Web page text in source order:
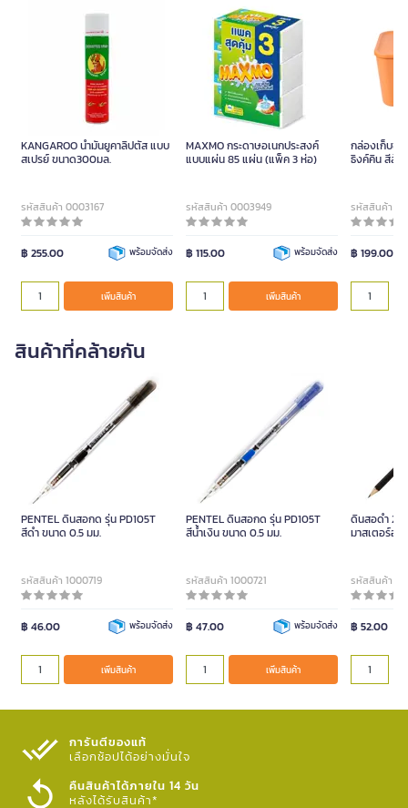
KANGAROO น้ำมันยูคาลิปตัส แบบ
สเปรย์ ขนาด300มล.
รหัสสินค้า 0003167
฿ 255.00 พร้อมจัดส่ง
เพิ่มสินค้า
MAXMO กระดาษอเนกประสงค์
แบบแผ่น 85 แผ่น (แพ็ค 3 ห่อ)
รหัสสินค้า 0003949
฿ 115.00 พร้อมจัดส่ง
เพิ่มสินค้า
กล่องเก็บข
ธิงค์คิน สีส้ม
รหัสสินค้า
฿ 199.00
สินค้าที่คล้ายกัน
PENTEL ดินสอกด รุ่น PD105T
สีดำ ขนาด 0.5 มม.
รหัสสินค้า 1000719
฿ 46.00 พร้อมจัดส่ง
เพิ่มสินค้า
PENTEL ดินสอกด รุ่น PD105T
สีน้ำเงิน ขนาด 0.5 มม.
รหัสสินค้า 1000721
฿ 47.00 พร้อมจัดส่ง
เพิ่มสินค้า
ดินสอดำ 2B
มาสเตอร์อา
รหัสสินค้า
฿ 52.00
การันตีของแท้
เลือกช้อปได้อย่างมั่นใจ​
คืนสินค้าได้ภายใน 14 วัน
หลังได้รับสินค้า*